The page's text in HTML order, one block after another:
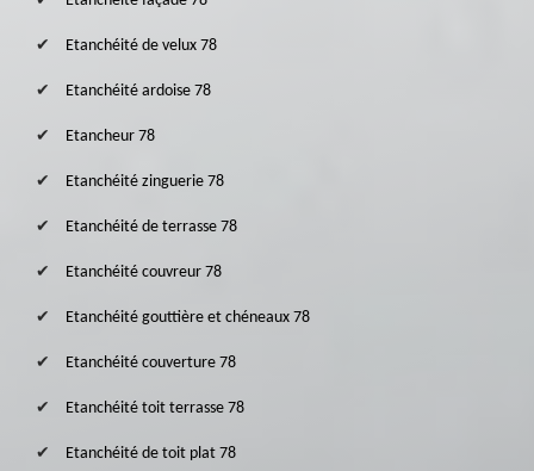
Etanchéité de velux 78
Etanchéité ardoise 78
Etancheur 78
Etanchéité zinguerie 78
Etanchéité de terrasse 78
Etanchéité couvreur 78
Etanchéité gouttière et chéneaux 78
Etanchéité couverture 78
Etanchéité toit terrasse 78
Etanchéité de toit plat 78